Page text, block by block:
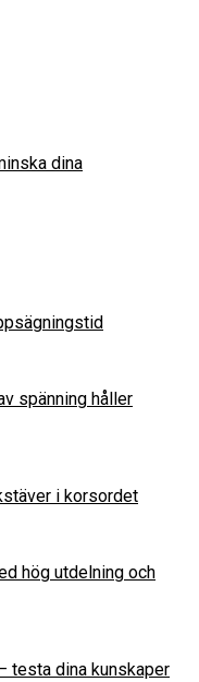
dina
spänning håller
i korsordet
hög utdelning och
testa dina kunskaper